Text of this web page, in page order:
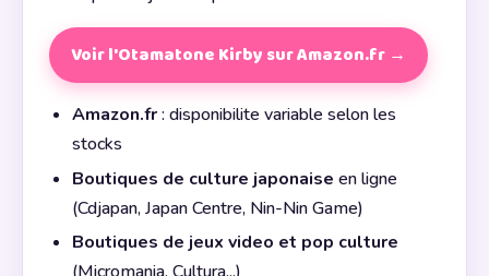
Voir l'Otamatone Kirby sur Amazon.fr →
Amazon.fr: disponibilite variable selon les
stocks
Boutiques de culture japonaise en ligne
(Cdjapan, Japan Centre, Nin-Nin Game)
Boutiques de jeux video et pop culture